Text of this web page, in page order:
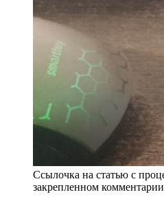
Ссылочка на статью с
закрепленном комментарии